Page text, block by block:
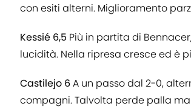
con esiti alterni. Miglioramento
Kessié 6,5 Più in partita di
lucidità. Nella ripresa cresce ed è
Castilejo 6A un passo dal 2-0,
compagni. Talvolta perde palla